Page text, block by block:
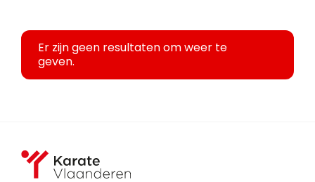
Er zijn geen resultaten om weer te
geven.